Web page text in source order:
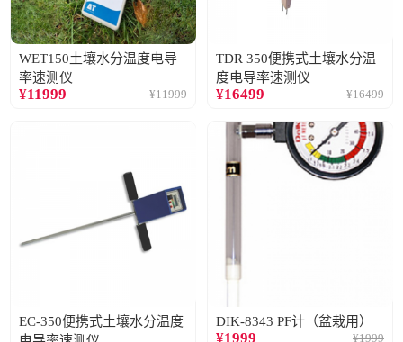
WET150土壤水分温度电导
率速测仪
¥11999 ¥11999
TDR 350便携式土壤水分温
度电导率速测仪
¥16499 ¥16499
EC-350便携式土壤水分温度
DIK-8343 PF计（盆栽用）
¥1999 ¥1999